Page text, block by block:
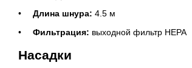
Длина шнура: 4.5 м
Фильтрация: выходной фильтр HEPA
Насадки